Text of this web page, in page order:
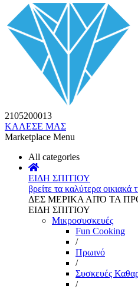
2105200013
ΚΑΛΕΣΕ ΜΑΣ
Marketplace Menu
All categories
ΕΙΔΗ ΣΠΙΤΙΟΥ
βρείτε τα καλύτερα οικιακά
ΔΕΣ ΜΕΡΙΚΑ ΑΠΌ ΤΑ
ΕΙΔΗ ΣΠΙΤΙΟΥ
Μικροσυσκευές
Fun Cooking
/
Πρωινό
/
Συσκευές
/